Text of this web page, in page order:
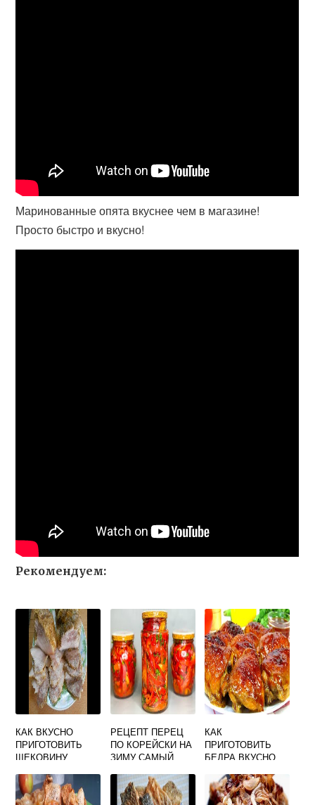
Маринованные опята вкуснее чем в магазине!
Просто быстро и вкусно!
Рекомендуем:
КАК ВКУСНО
ПРИГОТОВИТЬ
ЩЕКОВИНУ
ДУХОВКЕ
РЕЦЕПТ ПЕРЕЦ
ПО КОРЕЙСКИ НА
ЗИМУ САМЫЙ
БОЛГАРСКИЙ
КАК
ПРИГОТОВИТЬ
БЕДРА ВКУСНО